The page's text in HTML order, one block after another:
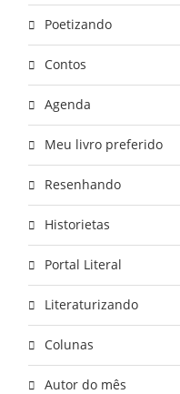
Poetizando
Contos
Agenda
Meu livro preferido
Resenhando
Historietas
Portal Literal
Literaturizando
Colunas
Autor do mês